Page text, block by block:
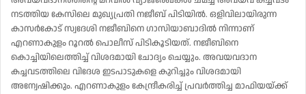
നടത്തിയ കേസിലെ മുഖ്യപ്രതി നജീബ് പിടിയില്‍. ഒളിവിലായിരുന്ന
കാസര്‍കോട് സ്വദേശി നജീബിനെ ഗാസിയാബാദില്‍ നിന്നാണ്
എറണാകുളം റൂറല്‍ പൊലീസ് പിടികൂടിയത്. നജീബിനെ
കൊച്ചിയിലെത്തിച്ച് വിശദമായി ചോദ്യം ചെയ്യും. അവയവദാന
കച്ചവടത്തിലെ വിദേശ ഇടപാടുകളെ കുറിച്ചും വിശദമായി
അന്വേഷിക്കും. എറണാകുളം കേന്ദ്രീകരിച്ച് പ്രവര്‍ത്തിച്ച മാഫിയയ്ക്ക്